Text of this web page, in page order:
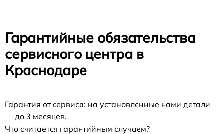
Гарантийные обязательства
сервисного центра в
Краснодаре
Гарантия от сервиса: на установленные нами детали
— до 3 месяцев.
Что считается гарантийным случаем?